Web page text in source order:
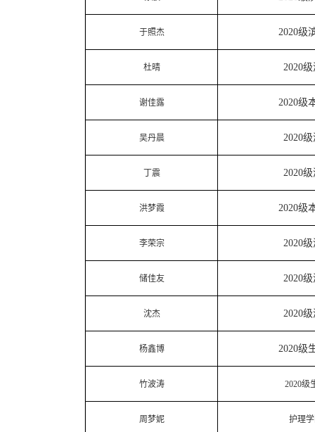
于照杰 2020级
杜晴 2020
谢佳露 2020级
吴丹晨 2020
丁震 2020
洪梦霞 2020级
李荣宗 2020
储佳友 2020
沈杰 2020
杨鑫博 2020级
竹波涛 2020级
周梦妮 护理